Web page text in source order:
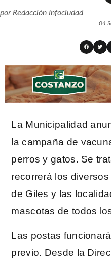
porRedacción Infociudad
04
La Municipalidad
la campaña de
perros y gatos. Se
recorrerá los
de Giles y las
mascotas de todos
Las postas
previo. Desde la